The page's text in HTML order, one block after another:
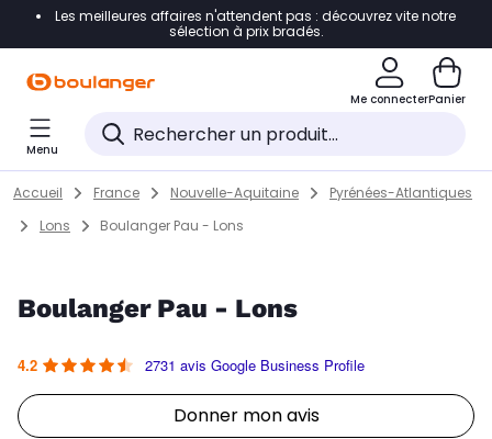
Accéder directement à la navigation
Accéder directement au pied de page
Accéder directement au chatbot
Les meilleures affaires n'attendent pas : découvrez vite notre
sélection à prix bradés.
Me connecterPanier
Menu
Skip to content
Return to Nav
Accueil France Nouvelle-Aquitaine
Pyrénées-Atlantiques
Lons
Boulanger Pau - Lons
Boulanger Pau - Lons
Note du magasin :
4.2/5 2731 avis Google Business Profile
Link Opens in New Tab
Donner mon avis